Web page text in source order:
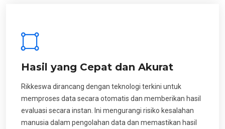
Hasil yang Cepat dan Akurat
Rikkeswa dirancang dengan teknologi terkini untuk
memproses data secara otomatis dan memberikan hasil
evaluasi secara instan. Ini mengurangi risiko kesalahan
manusia dalam pengolahan data dan memastikan hasil